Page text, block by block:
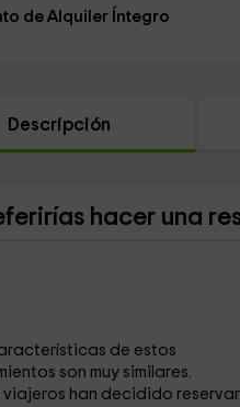
de Alquiler Íntegro
Descripción
hacer una
de estos
son muy similares.
viajeros han decidido reservar